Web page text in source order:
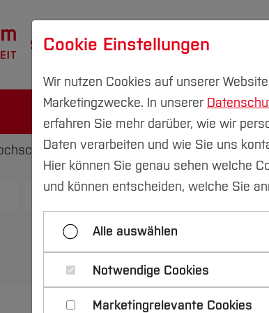
Studium Forschung & Transfer
Pressemitteilungen
2023 2022 2021
Cookie Einstellungen
Wir nutzen Cookies auf unserer
Marketingzwecke. In unserer
erfahren Sie mehr darüber, wie wir
Daten verarbeiten und wie Sie uns
Hier können Sie genau sehen welche
und können entscheiden, welche Sie
Alle auswählen
Notwendige Cookies
Marketingrelevante Cookies